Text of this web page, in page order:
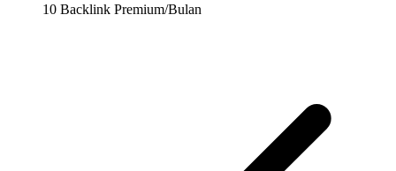
10 Backlink Premium/Bulan